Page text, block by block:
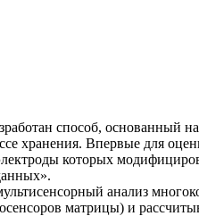
способ, основанный
хранения. Впервые для
которых
анализ
матрицы) и